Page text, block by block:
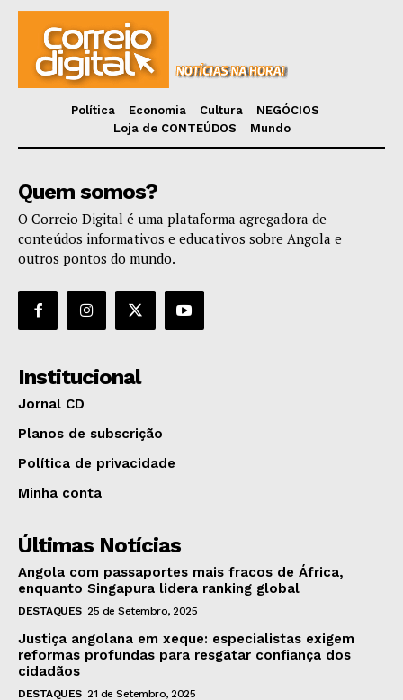
Política Economia Cultura
NEGÓCIOS
Loja de CONTEÚDOS
Mundo
Quem somos?
O Correio Digital é uma plataforma agregadora de
conteúdos informativos e educativos sobre Angola e
outros pontos do mundo.
Institucional
Jornal CD
Planos de subscrição
Política de privacidade
Minha conta
Últimas Notícias
Angola com passaportes mais fracos de África,
enquanto Singapura lidera ranking global
DESTAQUES 25 de Setembro, 2025
Justiça angolana em xeque: especialistas exigem
reformas profundas para resgatar confiança dos
cidadãos
DESTAQUES 21 de Setembro, 2025